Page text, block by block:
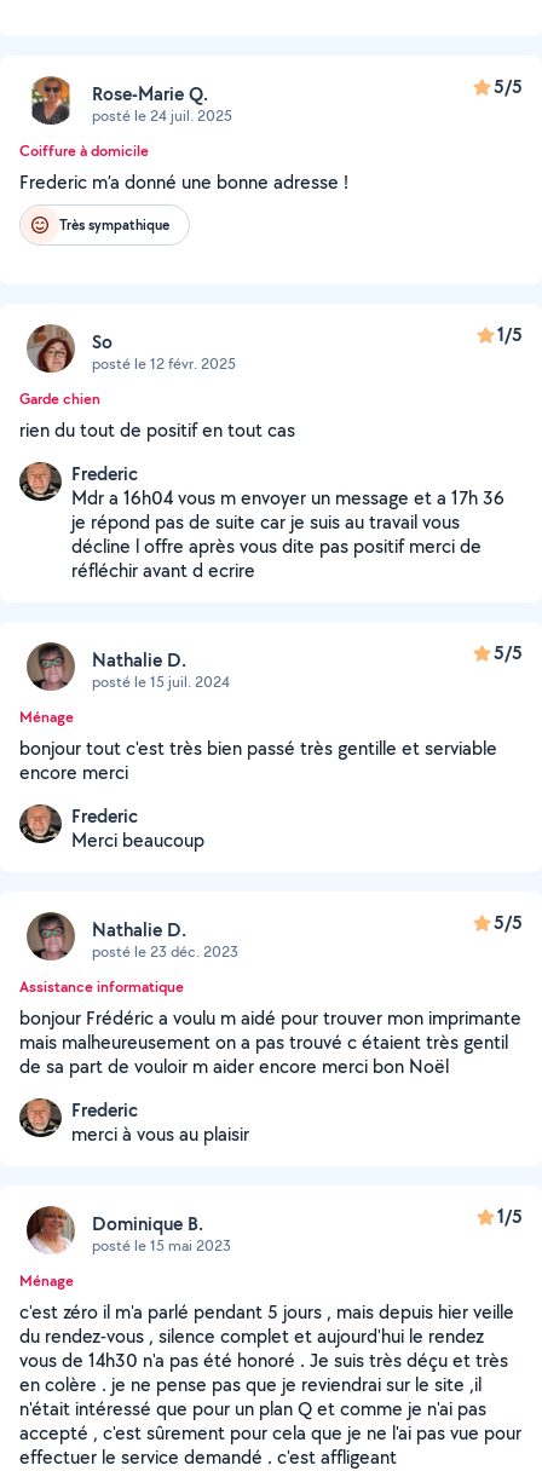
Rose-Marie Q.
posté le 24 juil. 2025
5/5
Coiffure à domicile
Frederic m’a donné une bonne adresse !
Très sympathique
So
posté le 12 févr. 2025
1/5
Garde chien
rien du tout de positif en tout cas
Frederic
Mdr a 16h04 vous m envoyer un message et a 17h 36
je répond pas de suite car je suis au travail vous
décline l offre après vous dite pas positif merci de
réfléchir avant d ecrire
Nathalie D.
posté le 15 juil. 2024
5/5
Ménage
bonjour tout c'est très bien passé très gentille et serviable
encore merci
Frederic
Merci beaucoup
Nathalie D.
posté le 23 déc. 2023
5/5
Assistance informatique
bonjour Frédéric a voulu m aidé pour trouver mon imprimante
mais malheureusement on a pas trouvé c étaient très gentil
de sa part de vouloir m aider encore merci bon Noël
Frederic
merci à vous au plaisir
Dominique B.
posté le 15 mai 2023
1/5
Ménage
c'est zéro il m'a parlé pendant 5 jours , mais depuis hier veille
du rendez-vous , silence complet et aujourd'hui le rendez
vous de 14h30 n'a pas été honoré . Je suis très déçu et très
en colère . je ne pense pas que je reviendrai sur le site ,il
n'était intéressé que pour un plan Q et comme je n'ai pas
accepté , c'est sûrement pour cela que je ne l'ai pas vue pour
effectuer le service demandé . c'est affligeant